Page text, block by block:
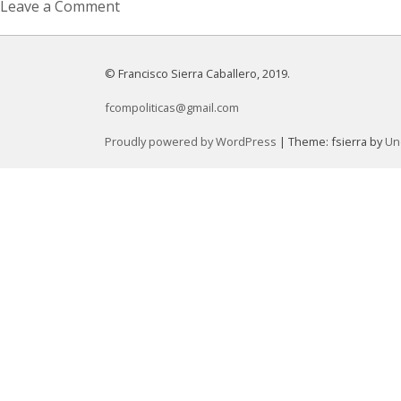
Leave a Comment
© Francisco Sierra Caballero, 2019.
fcompoliticas@gmail.com
Proudly powered by WordPress | Theme: fsierra by